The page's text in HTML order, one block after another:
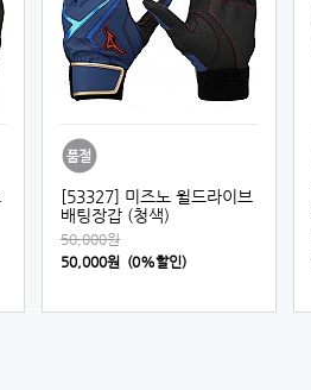
[53327] 미즈노 윌드라이브
배팅장갑 (청색)
50,000원
50,000원 (0%할인)